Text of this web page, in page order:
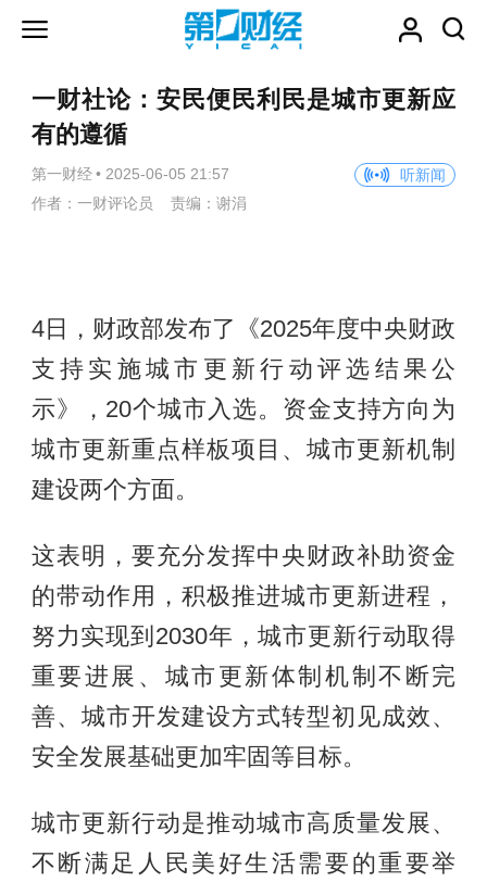
一财社论：安民便民利民是城市更新应
有的遵循
第一财经 • 2025-06-05 21:57
听新闻
作者：一财评论员 责编：谢涓
4日，财政部发布了《2025年度中央财政
支持实施城市更新行动评选结果公
示》，20个城市入选。资金支持方向为
城市更新重点样板项目、城市更新机制
建设两个方面。
这表明，要充分发挥中央财政补助资金
的带动作用，积极推进城市更新进程，
努力实现到2030年，城市更新行动取得
重要进展、城市更新体制机制不断完
善、城市开发建设方式转型初见成效、
安全发展基础更加牢固等目标。
城市更新行动是推动城市高质量发展、
不断满足人民美好生活需要的重要举